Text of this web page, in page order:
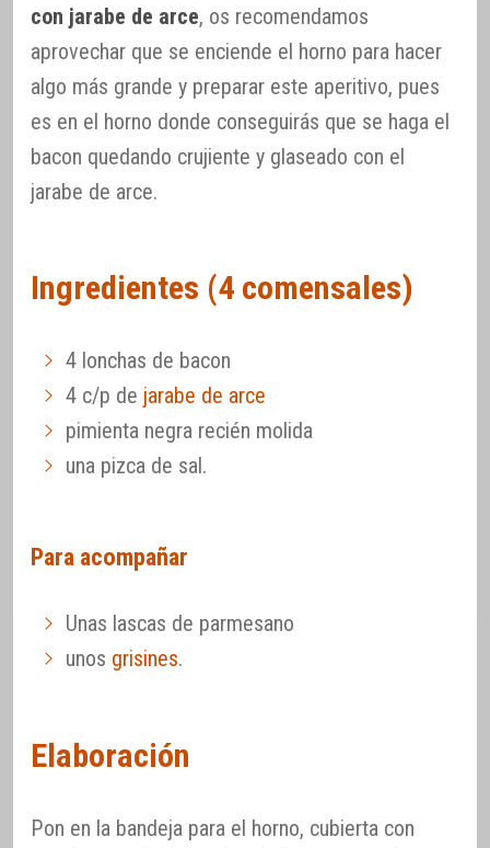
con jarabe de arce, os recomendamos
aprovechar que se enciende el horno para hacer
algo más grande y preparar este aperitivo, pues
es en el horno donde conseguirás que se haga el
bacon quedando crujiente y glaseado con el
jarabe de arce.
Ingredientes (4 comensales)
4 lonchas de bacon
4 c/p de jarabe de arce
pimienta negra recién molida
una pizca de sal.
Para acompañar
Unas lascas de parmesano
unos grisines.
Elaboración
Pon en la bandeja para el horno, cubierta con